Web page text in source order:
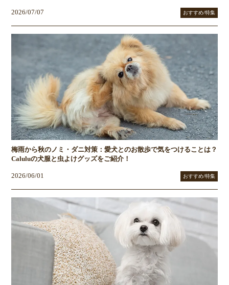
2026/07/07 おすすめ/特集
梅雨から秋のノミ・ダニ対策：愛犬とのお散歩で気をつけることは？
Caluluの犬服と虫よけグッズをご紹介！
2026/06/01 おすすめ/特集